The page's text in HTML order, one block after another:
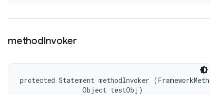
methodInvoker
protected Statement methodInvoker
                Object testObj)